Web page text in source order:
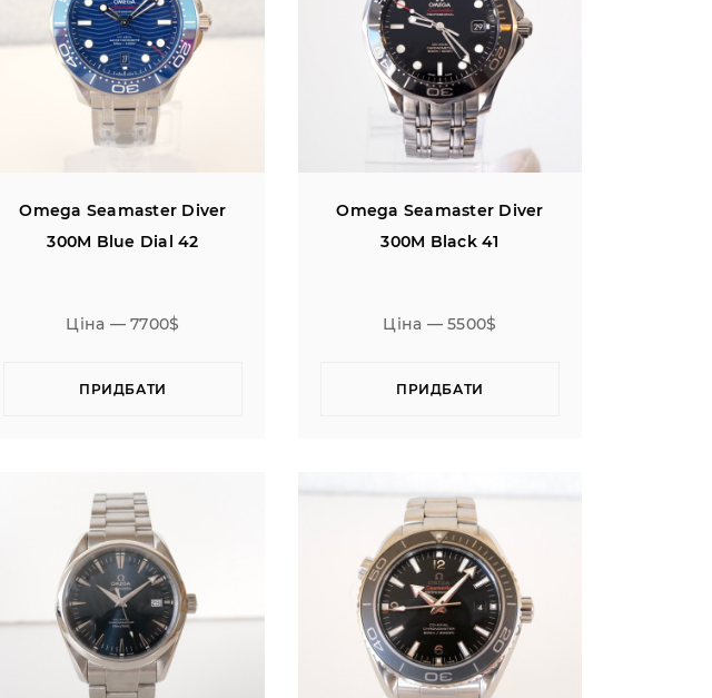
Omega Seamaster Diver
300M Blue Dial 42
Ціна — 7700$
ПРИДБАТИ
Omega Seamaster Diver
300M Black 41
Ціна — 5500$
ПРИДБАТИ